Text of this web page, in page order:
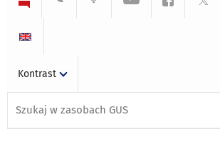
Kontrast